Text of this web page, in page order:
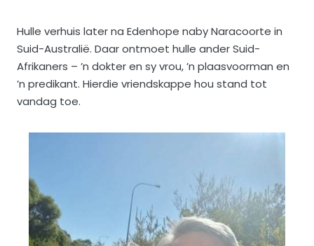
Hulle verhuis later na Edenhope naby Naracoorte in
Suid-Australië. Daar ontmoet hulle ander Suid-
Afrikaners – ’n dokter en sy vrou, ’n plaasvoorman en
’n predikant. Hierdie vriendskappe hou stand tot
vandag toe.